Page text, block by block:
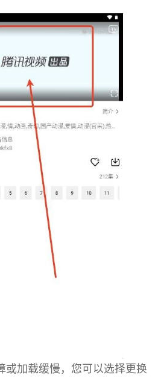
或加载缓慢，您可以选择更换